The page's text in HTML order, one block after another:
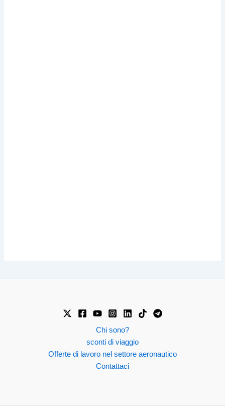
Chi sono?
sconti di viaggio
Offerte di lavoro nel settore aeronautico
Contattaci